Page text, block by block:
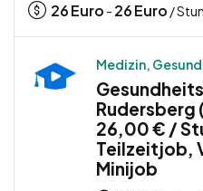
26Euro - 26Euro /
Medizin,
26,00 € /
Teilzeitjob,
Minijob